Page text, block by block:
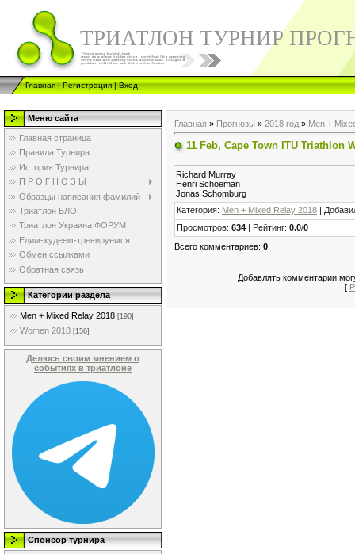
ТРИАТЛОН ТУРНИР
Главная|Регистрация|Вход
Меню сайта
Главная страница
Правила Турнира
История Турнира
П Р О Г Н О З Ы
Образцы написания фамилий
Триатлон БЛОГ
Триатлон Украина ФОРУМ
Едим-худеем-тренируемся
Обмен ссылками
Обратная связь
Категории раздела
Men + Mixed Relay 2018 [190]
Women 2018 [156]
Делюсь своим мнением о
событиях в триатлоне
Спонсор турнира
Главная » Прогнозы » 2018 год » Men +
11 Feb, Cape Town ITU Triathlon
Richard Murray
Henri Schoeman
Jonas Schomburg
Категория: Men + Mixed Relay 2018 |
Просмотров: 634 | Рейтинг: 0.0/0
Всего комментариев: 0
Добавлять комментарии
[